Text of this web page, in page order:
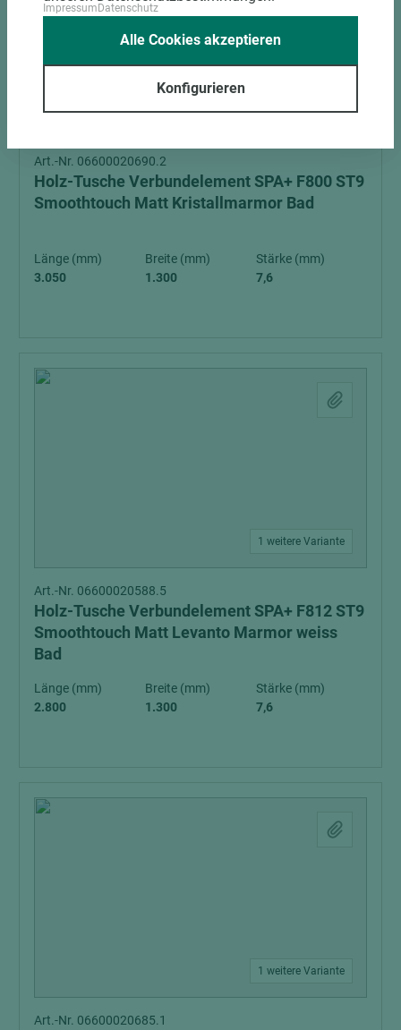
2 weitere Varianten
Art.-Nr. 06600020690.2
Holz-Tusche Verbundelement SPA+ F800 ST9
Smoothtouch Matt Kristallmarmor Bad
Länge (mm)
3.050
Breite (mm)
1.300
Stärke (mm)
7,6
1 weitere Variante
Art.-Nr. 06600020588.5
Holz-Tusche Verbundelement SPA+ F812 ST9
Smoothtouch Matt Levanto Marmor weiss
Bad
Länge (mm)
2.800
Breite (mm)
1.300
Stärke (mm)
7,6
1 weitere Variante
Art.-Nr. 06600020685.1
Impressum Datenschutz
Konfigurieren
Alle Cookies akzeptieren